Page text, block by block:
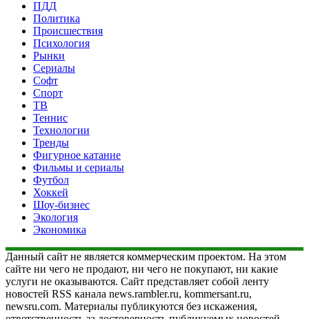
ПДД
Политика
Происшествия
Психология
Рынки
Сериалы
Софт
Спорт
ТВ
Теннис
Технологии
Тренды
Фигурное катание
Фильмы и сериалы
Футбол
Хоккей
Шоу-бизнес
Экология
Экономика
Данный сайт не является коммерческим проектом. На этом
сайте ни чего не продают, ни чего не покупают, ни какие
услуги не оказываются. Сайт представляет собой ленту
новостей RSS канала news.rambler.ru, kommersant.ru,
newsru.com. Материалы публикуются без искажения,